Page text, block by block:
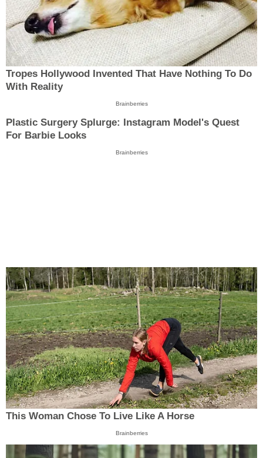
Tropes Hollywood Invented That Have Nothing To Do
With Reality
Brainberries
Plastic Surgery Splurge: Instagram Model's Quest
For Barbie Looks
Brainberries
This Woman Chose To Live Like A Horse
Brainberries